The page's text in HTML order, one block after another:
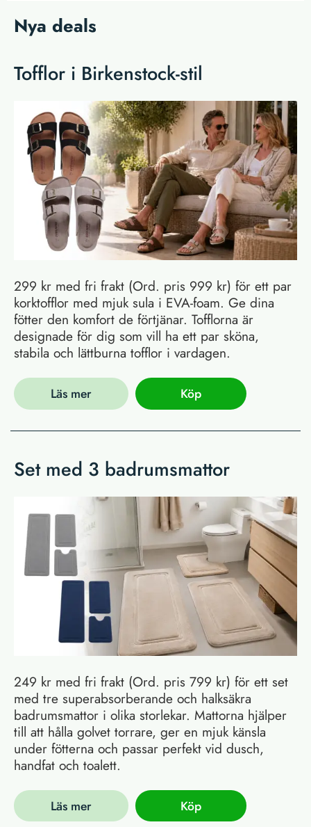
Nya deals
Tofflor i Birkenstock-stil
299 kr med fri frakt (Ord. pris 999 kr) för ett par
korktofflor med mjuk sula i EVA-foam. Ge dina
fötter den komfort de förtjänar. Tofflorna är
designade för dig som vill ha ett par sköna,
stabila och lättburna tofflor i vardagen.
Läs mer Köp
Set med 3 badrumsmattor
249 kr med fri frakt (Ord. pris 799 kr) för ett set
med tre superabsorberande och halksäkra
badrumsmattor i olika storlekar. Mattorna hjälper
till att hålla golvet torrare, ger en mjuk känsla
under fötterna och passar perfekt vid dusch,
handfat och toalett.
Läs mer Köp